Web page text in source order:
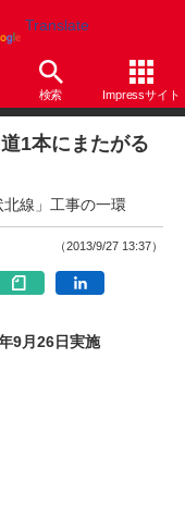
Translate
検索 Impressサイト
1本にまたがる
線」工事の一環
（2013/9/27 13:37）
9月26日実施